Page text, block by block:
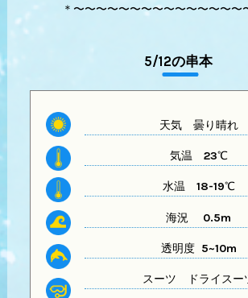
＊〜〜〜〜〜〜〜〜〜〜〜〜〜〜〜
5/12の串本
天気 曇り晴れ
気温 23℃
水温 18-19℃
海況 0.5m
透明度 5~10m
スーツ ドライスー